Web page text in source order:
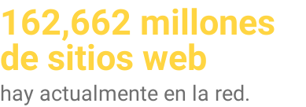
162,662 millones
de sitios web
hay actualmente en la red.